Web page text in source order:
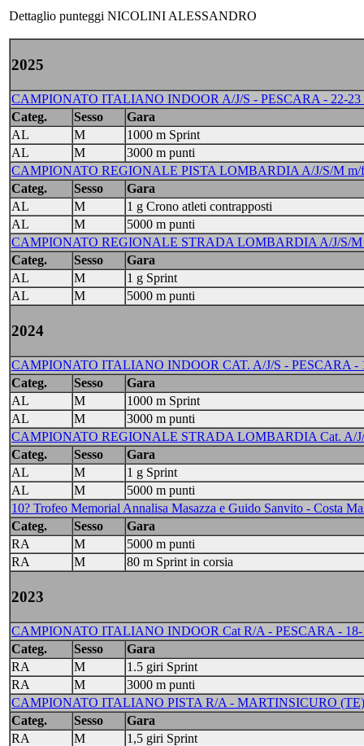
Dettaglio punteggi NICOLINI ALESSANDRO
2025
CAMPIONATO ITALIANO INDOOR A/J/S - PESCARA - 22-
Categ.
Sesso
Gara
AL
M
1000 m Sprint
AL
M
3000 m punti
CAMPIONATO REGIONALE PISTA LOMBARDIA A/J/S/M m/
Categ.
Sesso
Gara
AL
M
1 g Crono atleti contrapposti
AL
M
5000 m punti
CAMPIONATO REGIONALE STRADA LOMBARDIA A/J/S/M
Categ.
Sesso
Gara
AL
M
1 g Sprint
AL
M 5000 m punti
2024
CAMPIONATO ITALIANO INDOOR CAT. A/J/S - PESCARA -
Categ.
Sesso
Gara
AL
M
1000 m Sprint
AL
M
3000 m punti
CAMPIONATO REGIONALE STRADA LOMBARDIA Cat. A/
Categ.
Sesso
Gara
AL
M
1 g Sprint
AL
M
5000 m punti
10? Trofeo Memorial Annalisa Masazza e Guido Sanvito - Costa
Categ.
Sesso
Gara
RA
M
5000 m punti
RA
M 80 m Sprint in corsia
2023
CAMPIONATO ITALIANO INDOOR Cat R/A - PESCARA - 18-
Categ.
Sesso
Gara
RA
M
1.5 giri Sprint
RA
M
3000 m punti
CAMPIONATO ITALIANO PISTA R/A - MARTINSICURO
Categ.
Sesso
Gara
RA
M
1,5 giri Sprint